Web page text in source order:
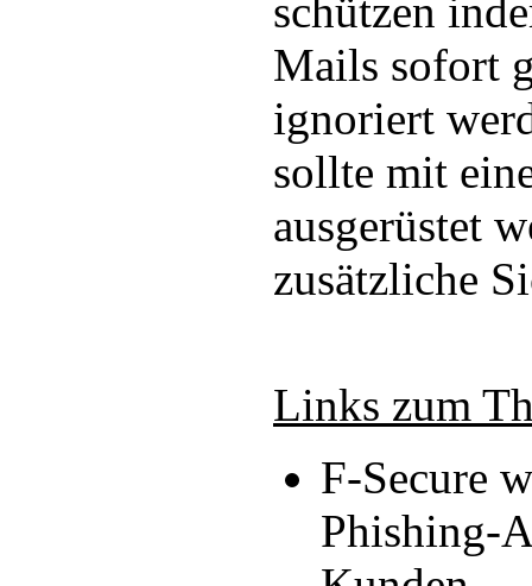
schützen
Mails sofort
ignoriert
sollte mit
ausgerüstet
zusätzliche
Links zum
F-Secure
Phishing-